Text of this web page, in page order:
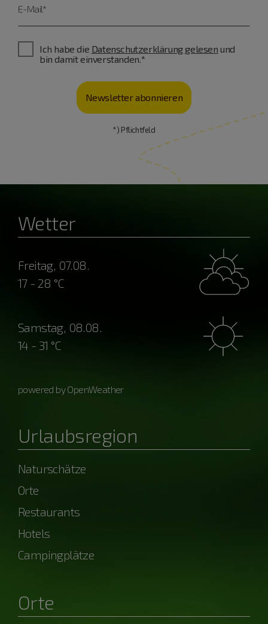
E-Mail*
Ich habe die Datenschutzerklärung gelesen und
bin damit einverstanden.*
Newsletter abonnieren
*) Pflichtfeld
Wetter
Freitag, 07.08.
17 - 28 °C
Samstag, 08.08.
14 - 31 °C
powered by OpenWeather
Urlaubsregion
Naturschätze
Orte
Restaurants
Hotels
Campingplätze
Orte